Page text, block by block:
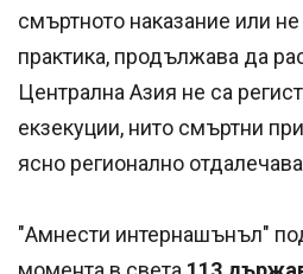
смъртното наказание или не
практика, продължава да
Централна Азия не са
екзекуции, нито смъртни
ясно регионално
"Амнести интернашънъл"